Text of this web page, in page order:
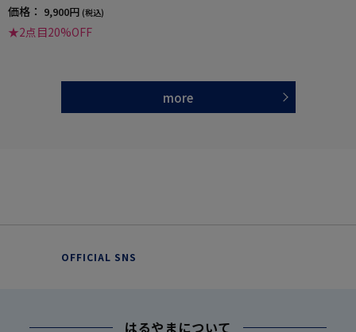
価格： 9,900円 (税込)
★2点目20%OFF
more
OFFICIAL SNS
はるやまについて